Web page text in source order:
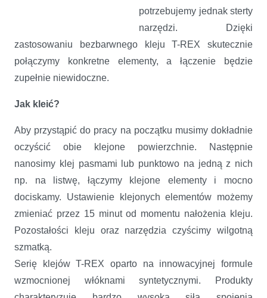
potrzebujemy jednak sterty
narzędzi. Dzięki
zastosowaniu bezbarwnego kleju T-REX skutecznie
połączymy konkretne elementy, a łączenie będzie
zupełnie niewidoczne.
Jak kleić?
Aby przystąpić do pracy na początku musimy dokładnie
oczyścić obie klejone powierzchnie. Następnie
nanosimy klej pasmami lub punktowo na jedną z nich
np. na listwę, łączymy klejone elementy i mocno
dociskamy. Ustawienie klejonych elementów możemy
zmieniać przez 15 minut od momentu nałożenia kleju.
Pozostałości kleju oraz narzędzia czyścimy wilgotną
szmatką.
Serię klejów T-REX oparto na innowacyjnej formule
wzmocnionej włóknami syntetycznymi. Produkty